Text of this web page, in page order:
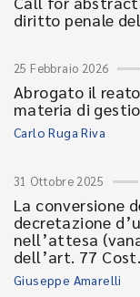
diritto penale
25 Febbraio 2026
Abrogato il
materia di
Carlo Ruga Riva
31 Ottobre 2025
La conversione
decretazione
nell’attesa
dell’art. 77 Cost.
Giuseppe Amarelli